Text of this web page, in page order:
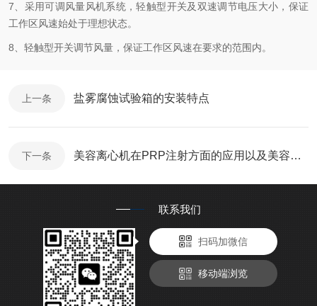
7、采用可调风量风机系统，轻触型开关及双速调节电压大小，保证
工作区风速始处于理想状态。
8、轻触型开关调节风量，保证工作区风速在要求的范围内。
上一条 盐雾腐蚀试验箱的安装特点
下一条 美容离心机在PRP注射方面的应用以及美容演示步骤
联系我们
扫码加微信
移动端浏览